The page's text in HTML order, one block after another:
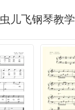
虫儿飞钢琴教学